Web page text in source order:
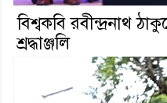
বিশ্বকবি রবীন্দ্রনাথ
শ্রদ্ধাঞ্জলি